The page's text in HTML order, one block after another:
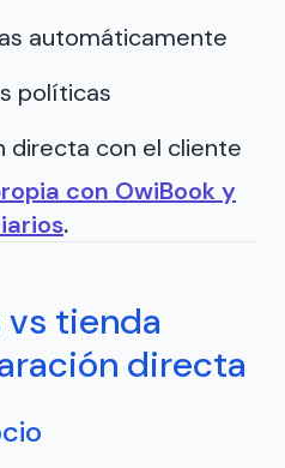
automáticamente
políticas
directa con el cliente
con OwiBook y
.
tienda
directa